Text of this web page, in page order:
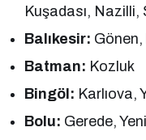
Kuşadası,
Balıkesir:
Batman: Kozluk
Bingöl: Karlıova,
Bolu: Gerede,